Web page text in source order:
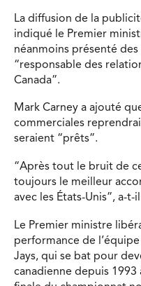
La diffusion de la
indiqué le Premier
néanmoins présenté
“responsable des
Canada”.
Mark Carney a ajouté
commerciales
seraient “prêts”.
“Après tout le bruit de
toujours le meilleur
avec les États-Unis”, a-t-
Le Premier ministre
performance de
Jays, qui se bat pour
canadienne depuis